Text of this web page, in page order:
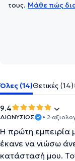
τους. Μάθε πώς
Όλες (14)Θετικές (14)
9.4
ΔΙΟΝΥΣΙΟΣ • 2
Η πρώτη εμπειρία
έκανε να νιώσω
κατάστασή μου.